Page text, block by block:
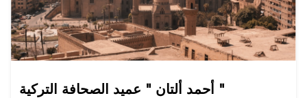
أحمد ألتان " عميد الصحافة التركية "